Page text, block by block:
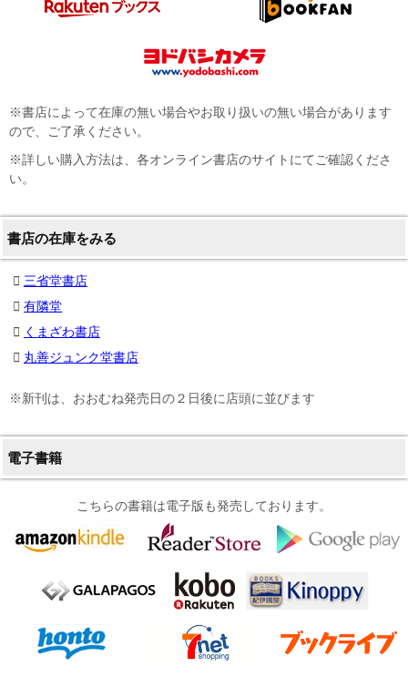
※書店によって在庫の無い場合やお取り扱いの無い場合があります
ので、ご了承ください。
※詳しい購入方法は、各オンライン書店のサイトにてご確認くださ
い。
書店の在庫をみる
三省堂書店
有隣堂
くまざわ書店
丸善ジュンク堂書店
※新刊は、おおむね発売日の２日後に店頭に並びます
電子書籍
こちらの書籍は電子版も発売しております。